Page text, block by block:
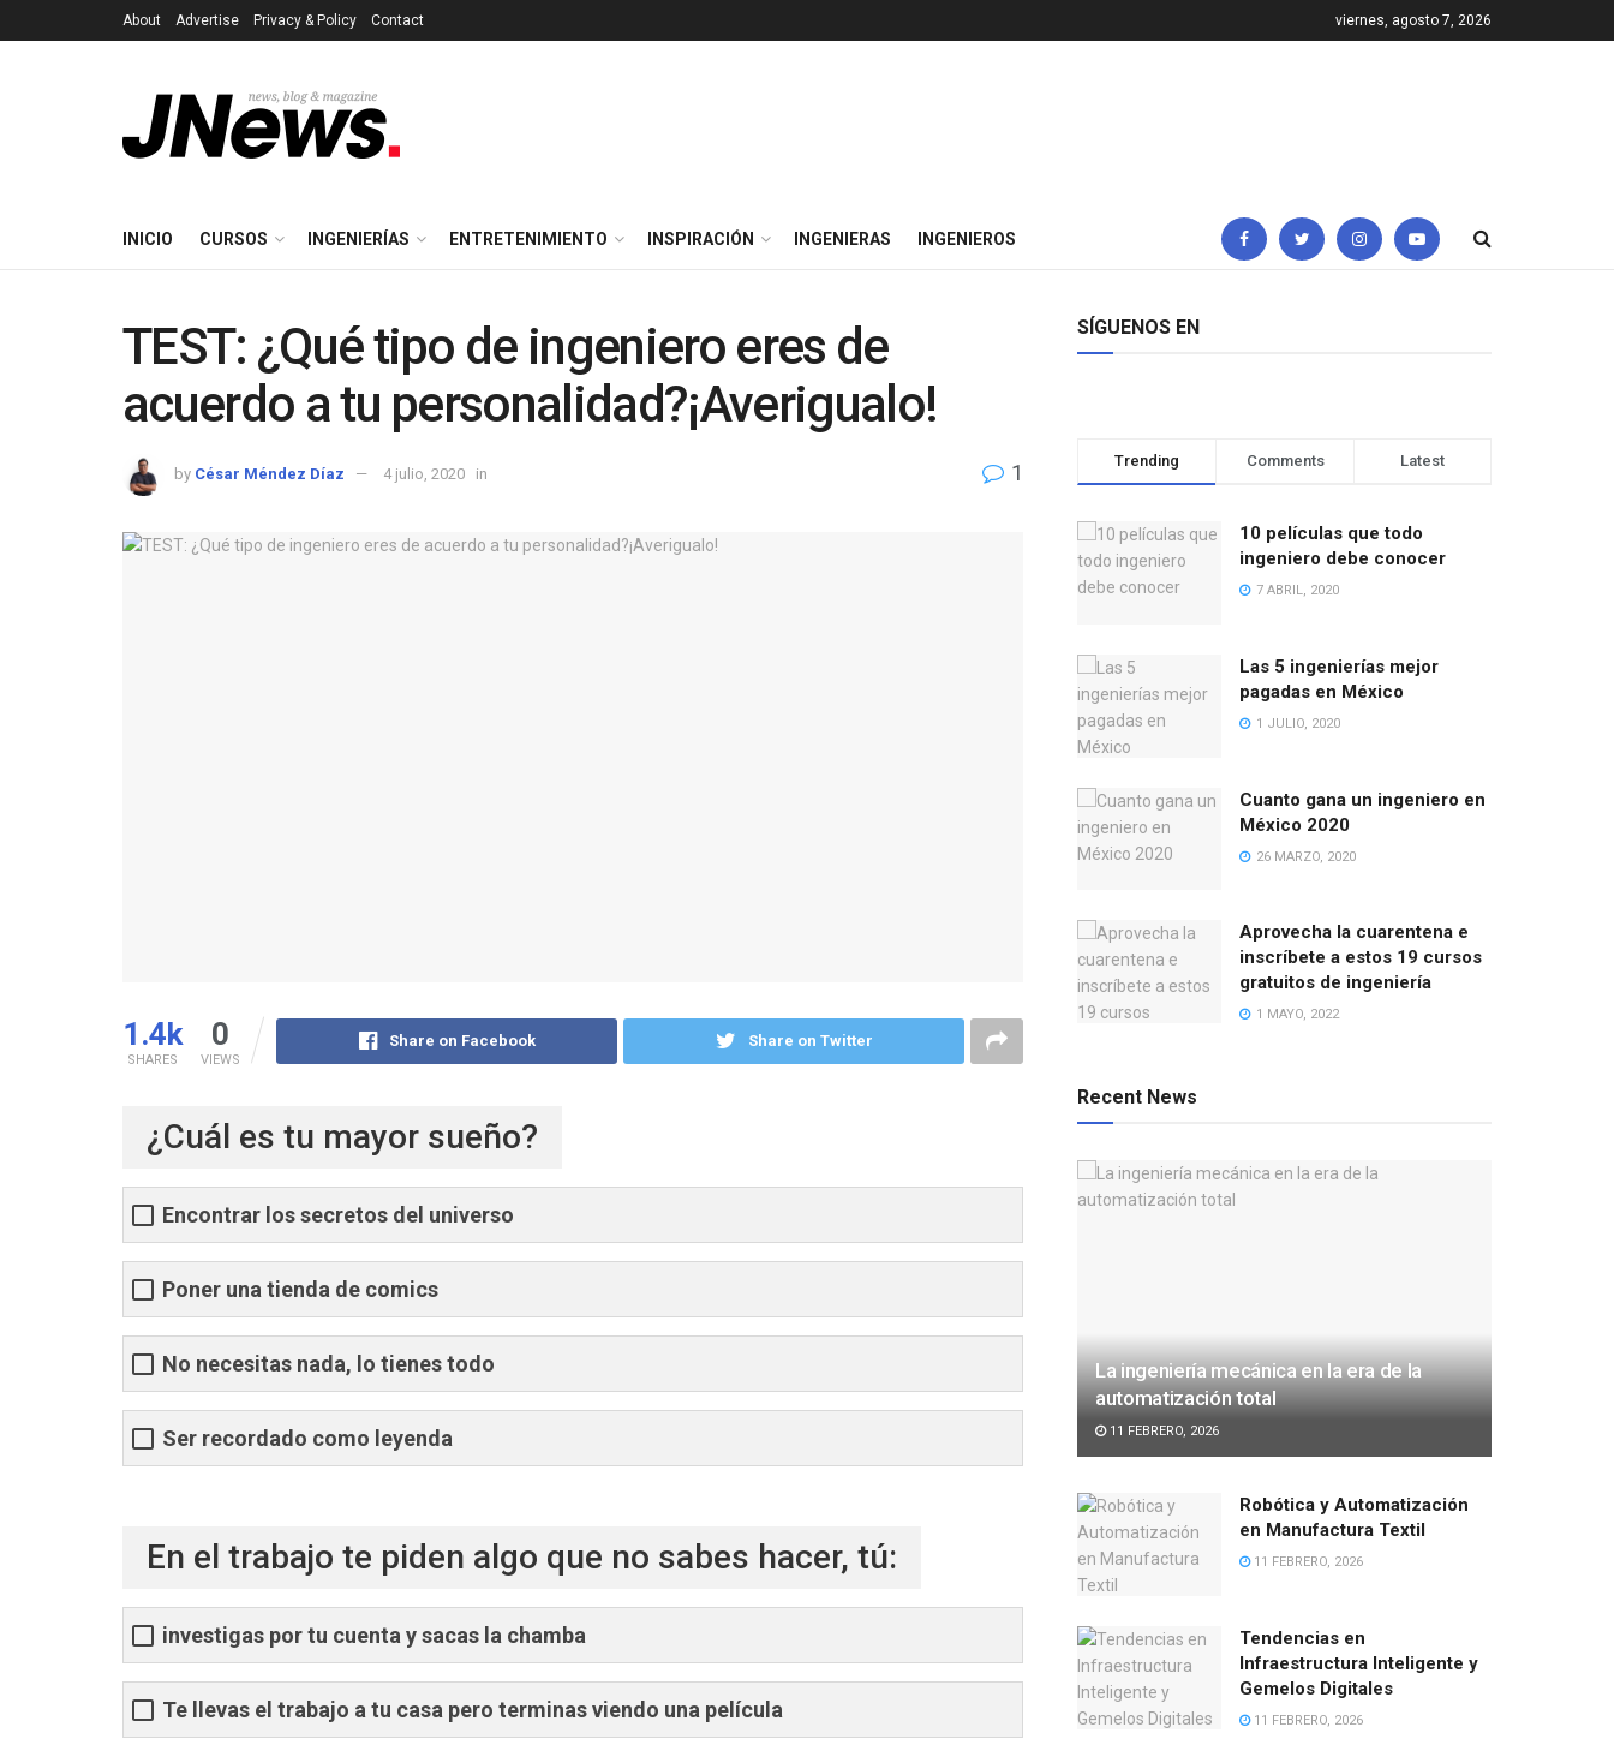
About Advertise Privacy & Policy Contact viernes, agosto 7, 2026
INICIO CURSOS INGENIERÍAS ENTRETENIMIENTO INSPIRACIÓN INGENIERAS INGENIEROS
TEST: ¿Qué tipo de ingeniero eres de
acuerdo a tu personalidad?¡Averigualo!
by César Méndez Díaz 4 julio, 2020 in 1
1.4k
SHARES
0
VIEWS
Share on Facebook Share on Twitter
¿Cuál es tu mayor sueño?
Encontrar los secretos del universo
Poner una tienda de comics
No necesitas nada, lo tienes todo
Ser recordado como leyenda
En el trabajo te piden algo que no sabes hacer, tú:
investigas por tu cuenta y sacas la chamba
Te llevas el trabajo a tu casa pero terminas viendo una película
SÍGUENOS EN
Trending Comments Latest
10 películas que todo
ingeniero debe conocer
7 ABRIL, 2020
Las 5 ingenierías mejor
pagadas en México
1 JULIO, 2020
Cuanto gana un ingeniero en
México 2020
26 MARZO, 2020
Aprovecha la cuarentena e
inscríbete a estos 19 cursos
gratuitos de ingeniería
1 MAYO, 2022
Recent News
La ingeniería mecánica en la era de la
automatización total
11 FEBRERO, 2026
Robótica y Automatización
en Manufactura Textil
11 FEBRERO, 2026
Tendencias en
Infraestructura Inteligente y
Gemelos Digitales
11 FEBRERO, 2026